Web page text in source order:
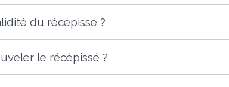
du récépissé ?
le récépissé ?